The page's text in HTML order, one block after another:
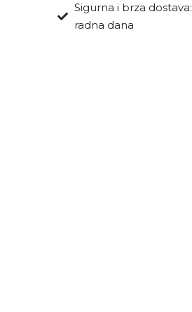
Sigurna i brza dostava:
radna dana